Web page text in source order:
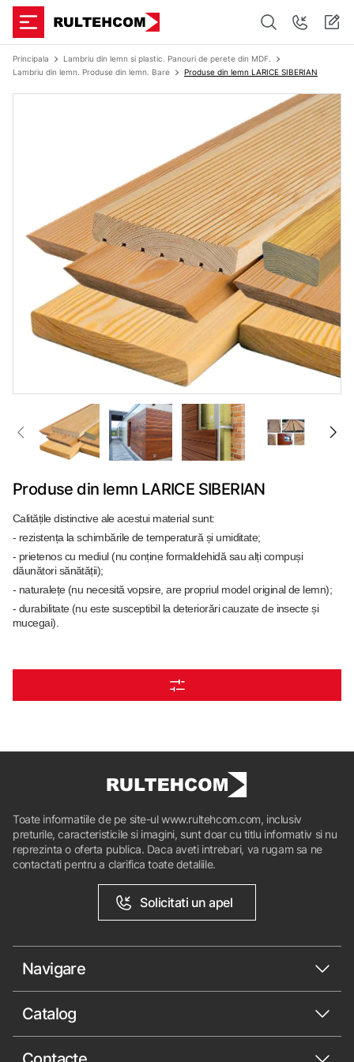
Principala
Lambriu din lemn si plastic. Panouri de perete din MDF.
Lambriu din lemn. Produse din lemn. Bare
Produse din lemn LARICE SIBERIAN
Produse din lemn LARICE SIBERIAN
Calitățile distinctive ale acestui material sunt:
- rezistența la schimbările de temperatură și umiditate;
- prietenos cu mediul (nu conține formaldehidă sau alți compuși
dăunători sănătății);
- naturalețe (nu necesită vopsire, are propriul model original de lemn);
- durabilitate (nu este susceptibil la deteriorări cauzate de insecte și
mucegai).
Toate informatiile de pe site-ul www.rultehcom.com, inclusiv
preturile, caracteristicile si imagini, sunt doar cu titlu informativ si nu
reprezinta o oferta publica. Daca aveti intrebari, va rugam sa ne
contactati pentru a clarifica toate detaliile.
Solicitati un apel
Navigare
Catalog